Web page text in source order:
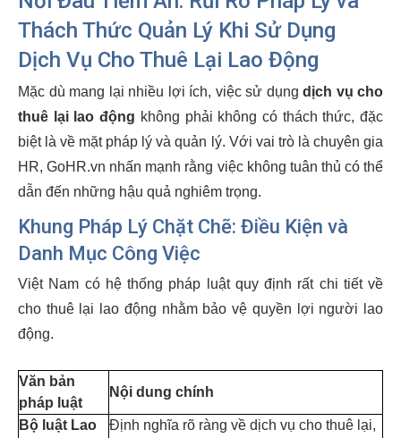
Thách Thức Quản Lý Khi Sử Dụng
Dịch Vụ Cho Thuê Lại Lao Động
Mặc dù mang lại nhiều lợi ích, việc sử dụng dịch vụ cho
thuê lại lao động không phải không có thách thức, đặc
biệt là về mặt pháp lý và quản lý. Với vai trò là chuyên gia
HR, GoHR.vn nhấn mạnh rằng việc không tuân thủ có thể
dẫn đến những hậu quả nghiêm trọng.
Khung Pháp Lý Chặt Chẽ: Điều Kiện và
Danh Mục Công Việc
Việt Nam có hệ thống pháp luật quy định rất chi tiết về
cho thuê lại lao động nhằm bảo vệ quyền lợi người lao
động.
Văn bản
pháp luật
Nội dung chính
Bộ luật Lao
Định nghĩa rõ ràng về dịch vụ cho thuê lại,